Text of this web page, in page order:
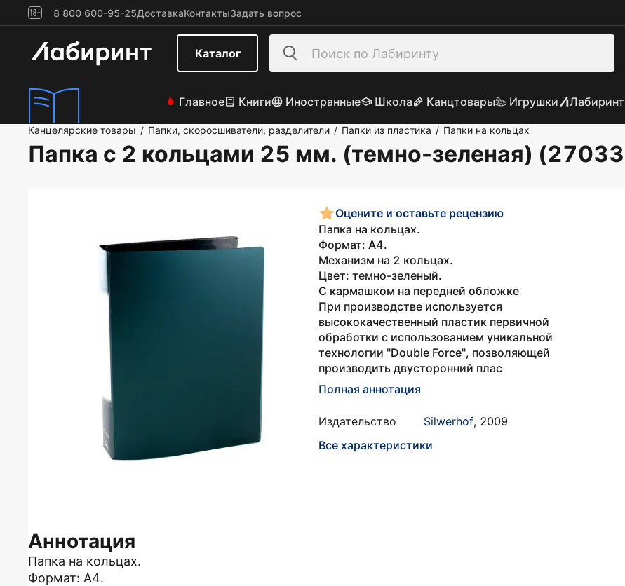
8 800 600-95-25ДоставкаКонтактыЗадать вопрос
Каталог
Главное Книги Иностранные Школа Канцтовары Игрушки
Канцелярские товары / Папки, скоросшиватели, разделители / Папки из пластика / Папки на кольцах
Папка с 2 кольцами 25 мм. (темно-зеленая)
Оцените и оставьте рецензию
Папка на кольцах.
Формат: А4.
Механизм на 2 кольцах.
Цвет: темно-зеленый.
С кармашком на передней обложке
При производстве используется
высококачественный пластик первичной
обработки с использованием уникальной
технологии "Double Force", позволяющей
производить двусторонний плас
Полная аннотация
Издательство Silwerhof, 2009
Все характеристики
Аннотация
Папка на кольцах.
Формат: А4.